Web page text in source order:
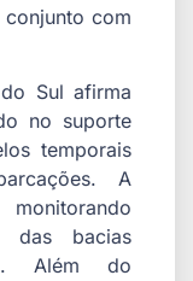
com
Sul afirma
no suporte
temporais
A
das bacias
Além do